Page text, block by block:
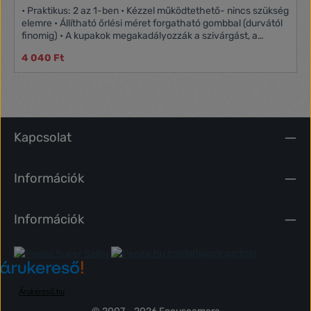
• Praktikus: 2 az 1-ben • Kézzel működtethető- nincs szükség
elemre • Állítható őrlési méret forgatható gombbal (durvától
finomig) • A kupakok megakadályozzák a szivárgást, a
acél • Stílusos • Elegáns kialakítás
4 040 Ft
Kapcsolat
Információk
Információk
Árukereső.hu